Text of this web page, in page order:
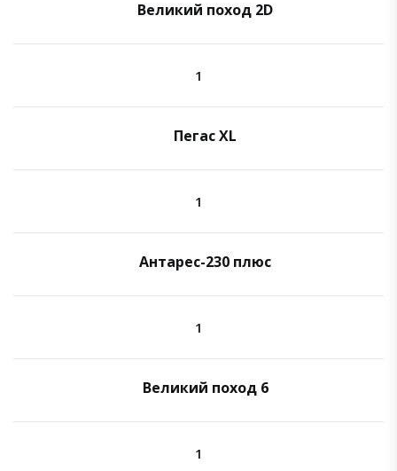
Великий поход 2D
1
Пегас XL
1
Антарес-230 плюс
1
Великий поход 6
1